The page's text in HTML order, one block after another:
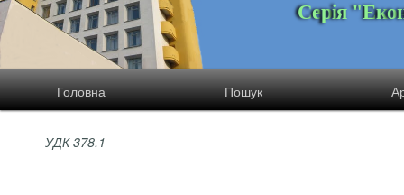
Серія "Еко
Головна Пошук
УДК 378.1